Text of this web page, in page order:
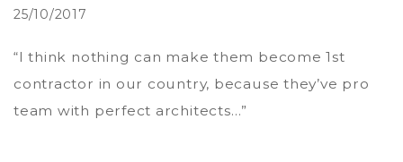
25/10/2017
“I think nothing can make them become 1st
contractor in our country, because they’ve pro
team with perfect architects…”